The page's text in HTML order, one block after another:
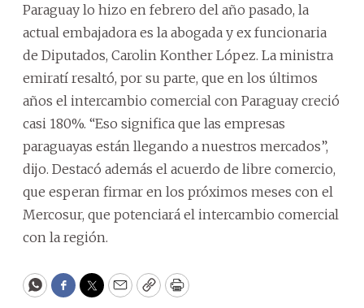
Paraguay lo hizo en febrero del año pasado, la
actual embajadora es la abogada y ex funcionaria
de Diputados, Carolin Konther López. La ministra
emiratí resaltó, por su parte, que en los últimos
años el intercambio comercial con Paraguay creció
casi 180%. “Eso significa que las empresas
paraguayas están llegando a nuestros mercados”,
dijo. Destacó además el acuerdo de libre comercio,
que esperan firmar en los próximos meses con el
Mercosur, que potenciará el intercambio comercial
con la región.
WhatsApp
Facebook
Twitter
EmailCopyPrint